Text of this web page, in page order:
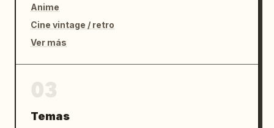
Anime
Cine vintage / retro
Ver más
Temas